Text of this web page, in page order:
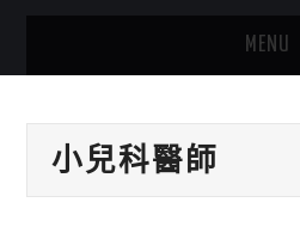
MENU
關於我：楊為傑醫師
小兒科醫師